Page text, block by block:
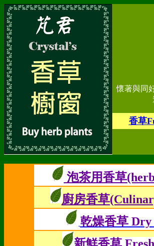
懷著與同
香草
泡茶用香草
廚房香草
乾燥香草 Dry